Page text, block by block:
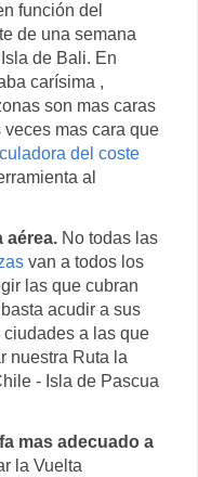
función del
de una semana
de Bali. En
carísima ,
son mas caras
mas cara que
del coste
al
aérea.No todas las
van a todos los
las que cubran
acudir a sus
a las que
nuestra Ruta la
- Isla de Pascua
mas adecuado a
la Vuelta